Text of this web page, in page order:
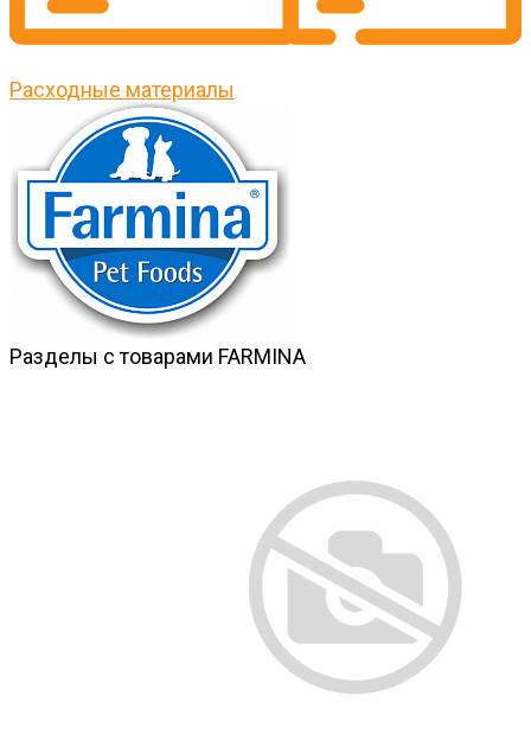
Расходные материалы
Разделы с товарами FARMINA